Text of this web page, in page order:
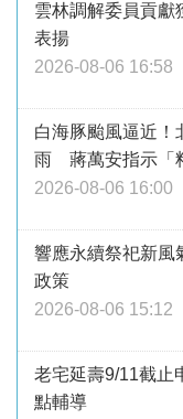
雲林調解委員貢
表揚
2026-08-06 16:58
白海豚颱風逼近！
雨 蔣萬安指示「
2026-08-06 16:00
響應永續祭祀新風
政策
2026-08-06 15:12
老宅延壽9/11截
點輔導